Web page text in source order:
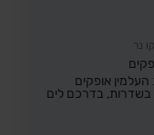
נר
אופקים
בשדרות, בדרכם לים